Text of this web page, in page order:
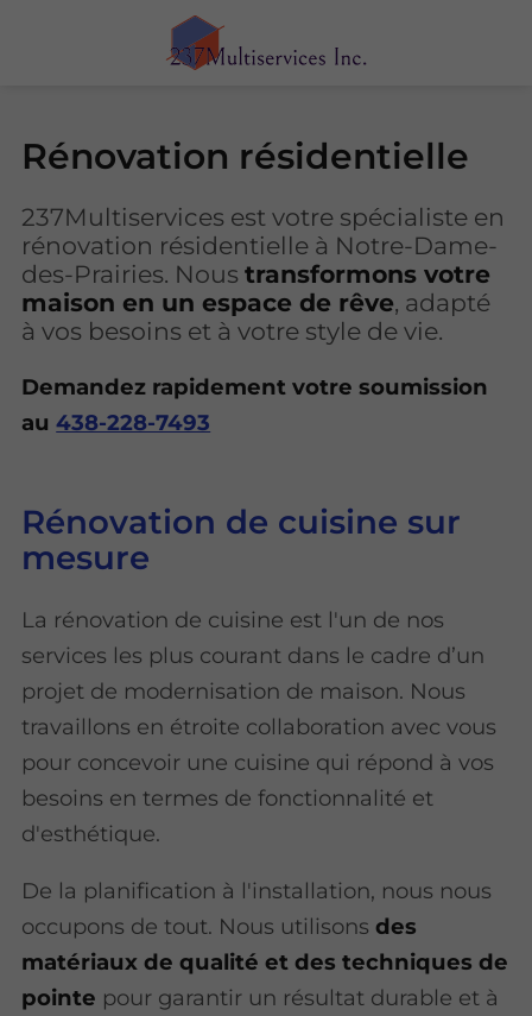
Rénovation résidentielle
237Multiservices est votre spécialiste en
rénovation résidentielle à Notre-Dame-
des-Prairies. Noustransformons votre
maison en un espace de rêve, adapté
à vos besoins et à votre style de vie.
Demandez rapidement votre soumission
au 438-228-7493
Rénovation de cuisine sur
mesure
La rénovation de cuisine est l'un de nos
services les plus courant dans le cadre d’un
projet de modernisation de maison. Nous
travaillons en étroite collaboration avec vous
pour concevoir une cuisine qui répond à vos
besoins en termes de fonctionnalité et
d'esthétique.
De la planification à l'installation, nous nous
occupons de tout. Nous utilisonsdes
matériaux de qualité et des techniques de
pointe pour garantir un résultat durable et à